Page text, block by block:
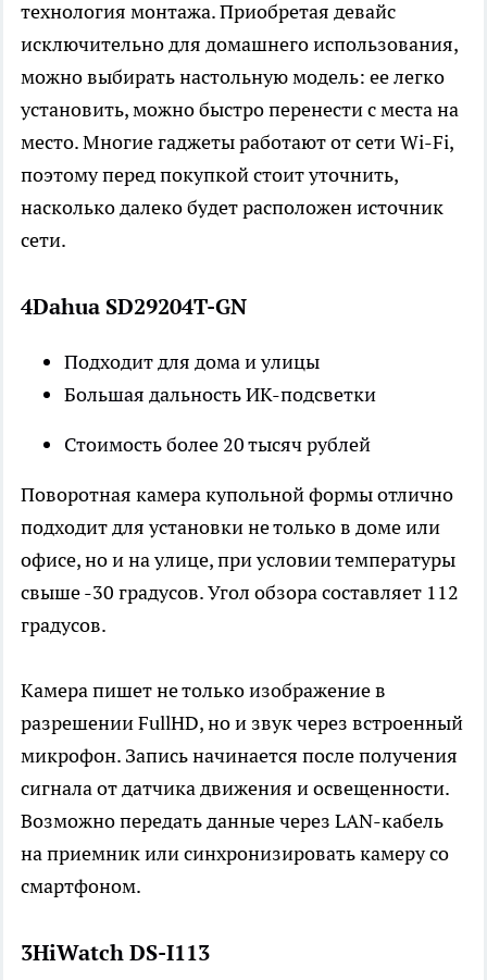
технология монтажа. Приобретая девайс
исключительно для домашнего использования,
можно выбирать настольную модель: ее легко
установить, можно быстро перенести с места на
место. Многие гаджеты работают от сети Wi-Fi,
поэтому перед покупкой стоит уточнить,
насколько далеко будет расположен источник
сети.
4Dahua SD29204T-GN
Подходит для дома и улицы
Большая дальность ИК-подсветки
Стоимость более 20 тысяч рублей
Поворотная камера купольной формы отлично
подходит для установки не только в доме или
офисе, но и на улице, при условии температуры
свыше -30 градусов. Угол обзора составляет 112
градусов.
Камера пишет не только изображение в
разрешении FullHD, но и звук через встроенный
микрофон. Запись начинается после получения
сигнала от датчика движения и освещенности.
Возможно передать данные через LAN-кабель
на приемник или синхронизировать камеру со
смартфоном.
3HiWatch DS-I113